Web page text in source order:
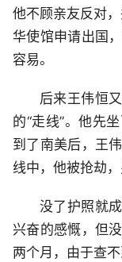
他不顾亲友反对
华使馆申请出国
容易。
后来王伟恒
的“走线”。他先
到了南美后，王
线中，他被抢劫
没了护照就
兴奋的感慨，但
两个月，由于查